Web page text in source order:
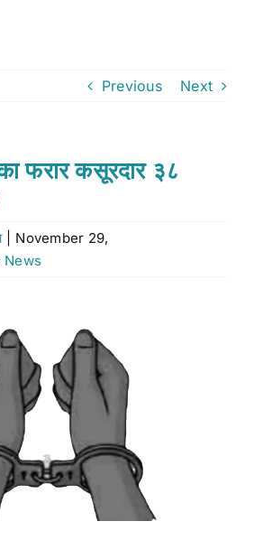
Previous Next
फरार कसूरदार ३८
November 29,
News